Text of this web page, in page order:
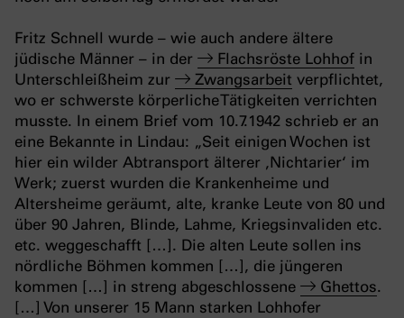
Fritz Schnell wurde – wie auch andere ältere
jüdische Männer – in der
Flachsröste Lohhof in
Unterschleißheim zur
Zwangsarbeit verpflichtet,
wo er schwerste körperliche Tätigkeiten verrichten
musste. In einem Brief vom 10.7.1942 schrieb er an
eine Bekannte in Lindau: „Seit einigen Wochen ist
hier ein wilder Abtransport älterer ‚Nichtarier‘ im
Werk; zuerst wurden die Krankenheime und
Altersheime geräumt, alte, kranke Leute von 80 und
über 90 Jahren, Blinde, Lahme, Kriegsinvaliden etc.
etc. weggeschafft […]. Die alten Leute sollen ins
nördliche Böhmen kommen […], die jüngeren
kommen […] in streng abgeschlossene
Ghettos.
[…] Von unserer 15 Mann starken Lohhofer